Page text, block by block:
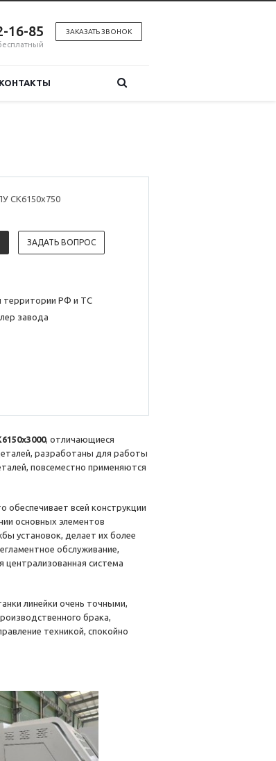
ЗАКАЗАТЬ ЗВОНОК
16-85
КОНТАКТЫ
CK6150х750
ЗАДАТЬ ВОПРОС
территории РФ и ТС
завода
, отличающиеся
разработаны для работы
повсеместно применяются
обеспечивает всей конструкции
основных элементов
установок, делает их более
обслуживание,
система
линейки очень точными,
брака,
техникой, спокойно